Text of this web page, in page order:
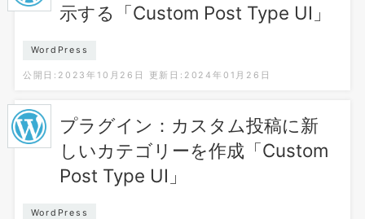
示する「Custom Post Type UI」
WordPress
公開日:2023年10月26日 更新日:2024年01月26日
プラグイン：カスタム投稿に新
しいカテゴリーを作成「Custom
Post Type UI」
WordPress